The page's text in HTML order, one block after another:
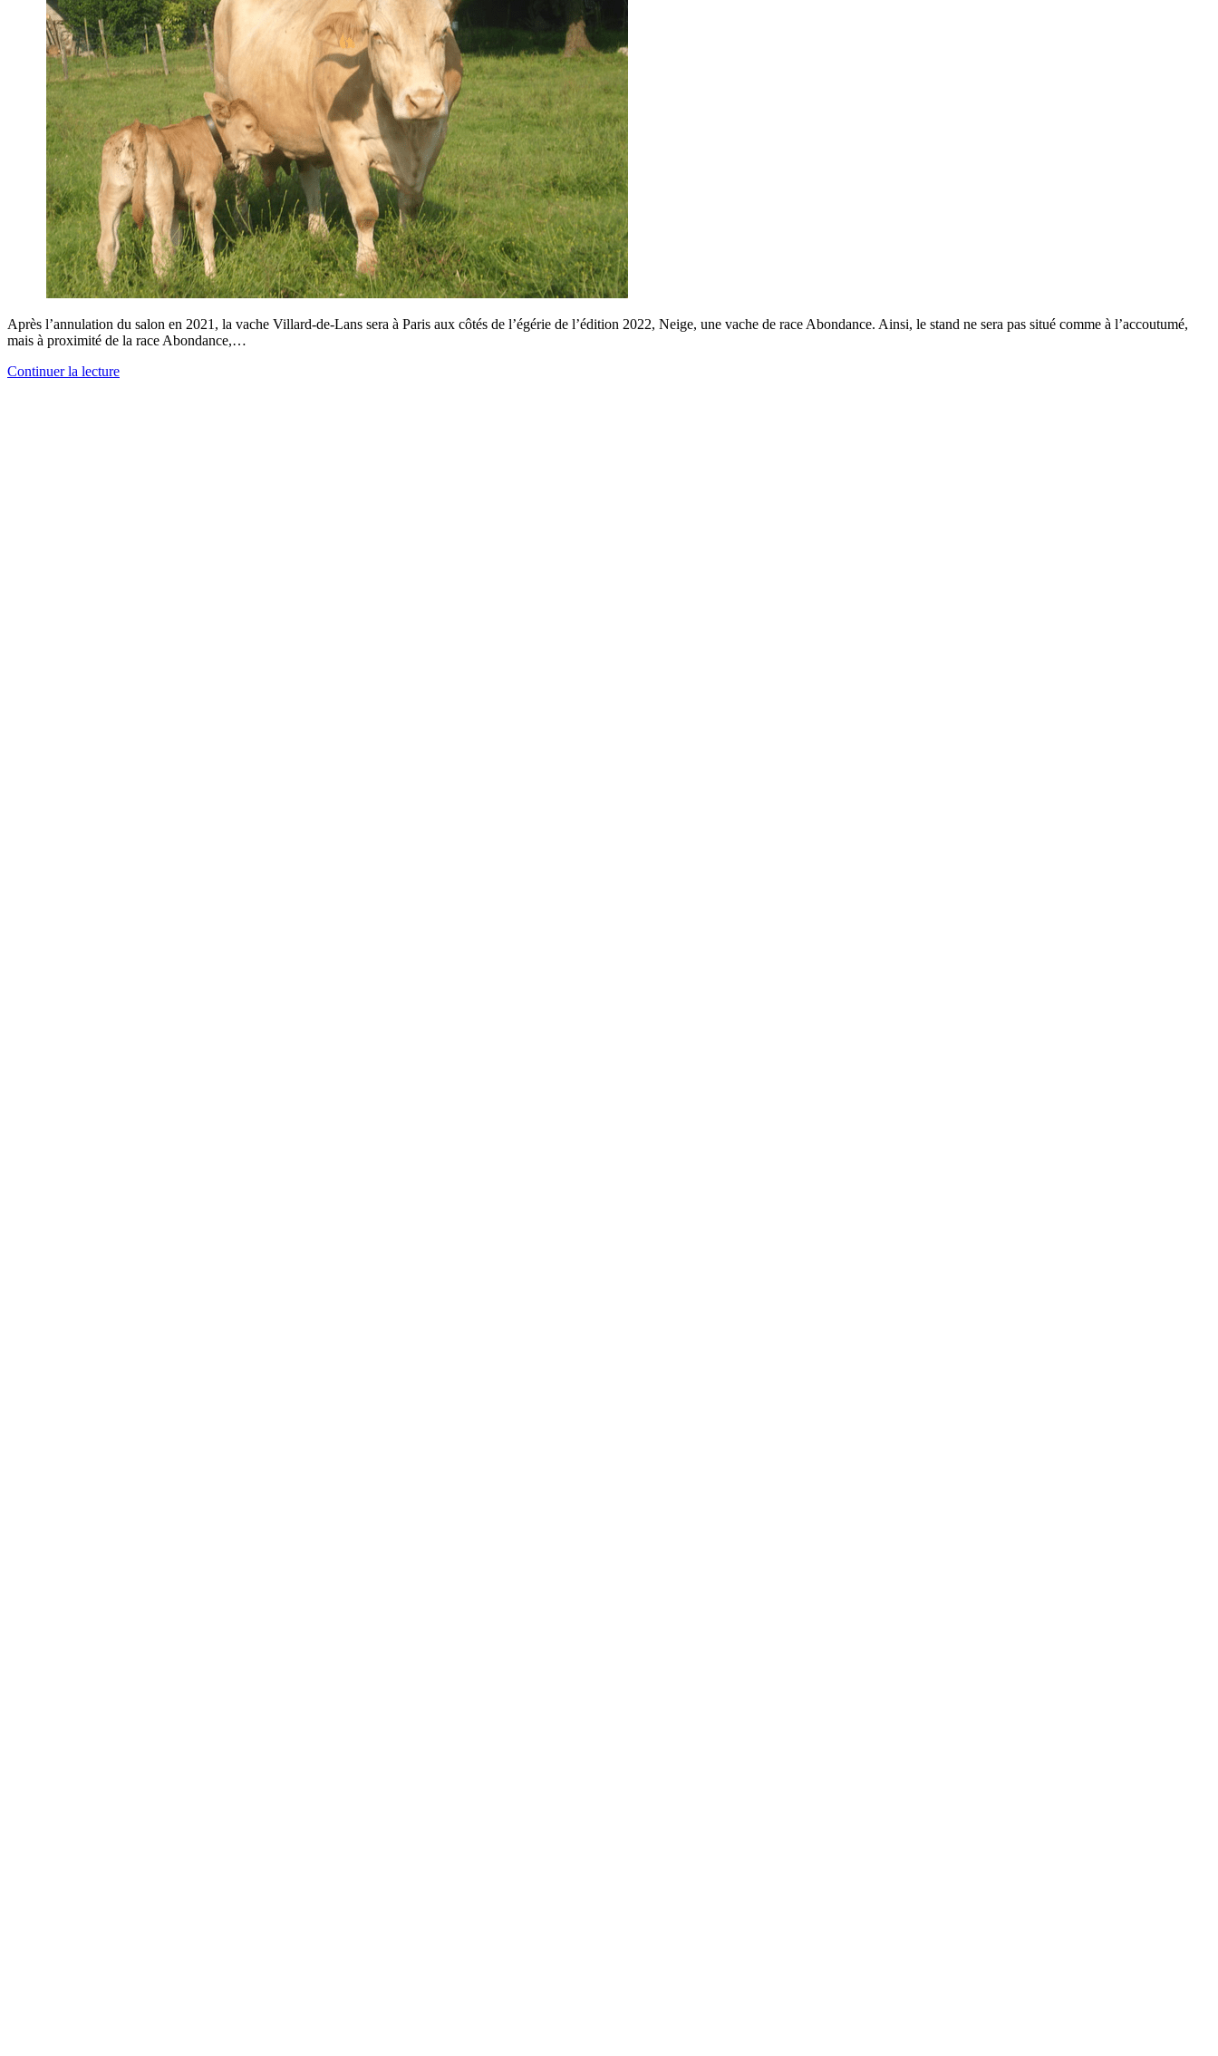
Après l’annulation du salon en 2021, la vache Villard-de-Lans sera à Paris aux côtés de l’égérie de l’édition 2022, Neige, une vache de race Abondance. Ainsi, le stand ne sera pas situé comme à l’accoutumé,
mais à proximité de la race Abondance,…
Continuer la lecture